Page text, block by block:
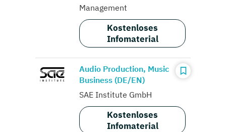
Management
Kostenloses
Infomaterial
Audio Production, Music
Business (DE/EN)
SAE Institute GmbH
Kostenloses
Infomaterial